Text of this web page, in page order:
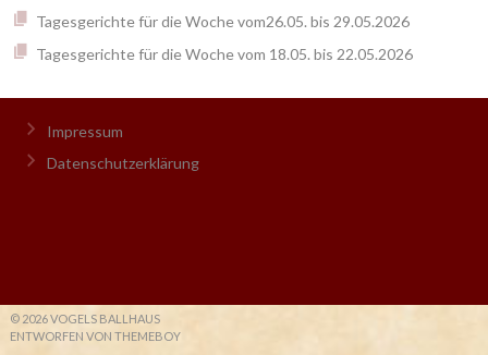
Tagesgerichte für die Woche vom26.05. bis 29.05.2026
Tagesgerichte für die Woche vom 18.05. bis 22.05.2026
Impressum
Datenschutzerklärung
© 2026 VOGELS BALLHAUS
ENTWORFEN VON THEMEBOY